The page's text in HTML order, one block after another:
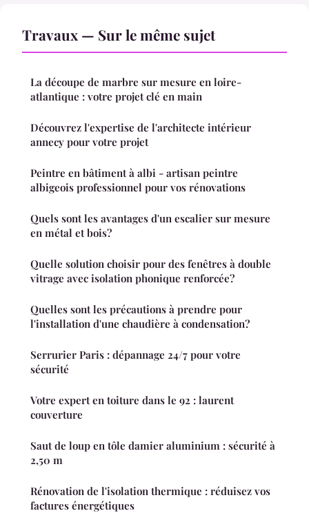
Travaux — Sur le même sujet
La découpe de marbre sur mesure en loire-
atlantique : votre projet clé en main
Découvrez l'expertise de l'architecte intérieur
annecy pour votre projet
Peintre en bâtiment à albi - artisan peintre
albigeois professionnel pour vos rénovations
Quels sont les avantages d'un escalier sur mesure
en métal et bois?
Quelle solution choisir pour des fenêtres à double
vitrage avec isolation phonique renforcée?
Quelles sont les précautions à prendre pour
l'installation d'une chaudière à condensation?
Serrurier Paris : dépannage 24/7 pour votre
sécurité
Votre expert en toiture dans le 92 : laurent
couverture
Saut de loup en tôle damier aluminium : sécurité à
2,50 m
Rénovation de l'isolation thermique : réduisez vos
factures énergétiques